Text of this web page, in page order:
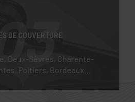
DE COUVERTURE
Deux-Sèvres, Charente-
Poitiers, Bordeaux…